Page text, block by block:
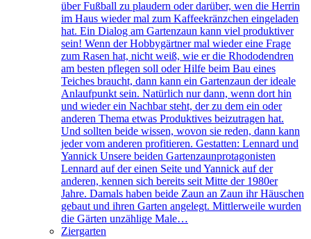
über Fußball zu plaudern oder darüber, wen die Herrin
im Haus wieder mal zum Kaffeekränzchen eingeladen
hat. Ein Dialog am Gartenzaun kann viel produktiver
sein! Wenn der Hobbygärtner mal wieder eine Frage
zum Rasen hat, nicht weiß, wie er die Rhododendren
am besten pflegen soll oder Hilfe beim Bau eines
Teiches braucht, dann kann ein Gartenzaun der ideale
Anlaufpunkt sein. Natürlich nur dann, wenn dort hin
und wieder ein Nachbar steht, der zu dem ein oder
anderen Thema etwas Produktives beizutragen hat.
Und sollten beide wissen, wovon sie reden, dann kann
jeder vom anderen profitieren. Gestatten: Lennard und
Yannick Unsere beiden Gartenzaunprotagonisten
Lennard auf der einen Seite und Yannick auf der
anderen, kennen sich bereits seit Mitte der 1980er
Jahre. Damals haben beide Zaun an Zaun ihr Häuschen
gebaut und ihren Garten angelegt. Mittlerweile wurden
die Gärten unzählige Male…
Ziergarten